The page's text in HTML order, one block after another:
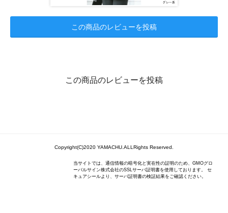
この商品のレビューを投稿
この商品のレビューを投稿
Copyright(C)2020 YAMACHU.ALLRights Reserved.
当サイトでは、通信情報の暗号化と実在性の証明のため、GMOグロ
ーバルサイン株式会社のSSLサーバ証明書を使用しております。 セ
キュアシールより、サーバ証明書の検証結果をご確認ください。